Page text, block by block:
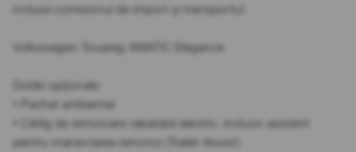
incluse comisionul de import și transportul.
Volkswagen Touareg 4MATIC Elegance
Dotări opționale:
• Pachet ambiental
• Cârlig de remorcare rabatabil electric, inclusiv asistent
pentru manevrarea remorcii (Trailer Assist)